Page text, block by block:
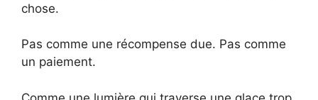
chose.
Pas comme une récompense due. Pas comme
un paiement.